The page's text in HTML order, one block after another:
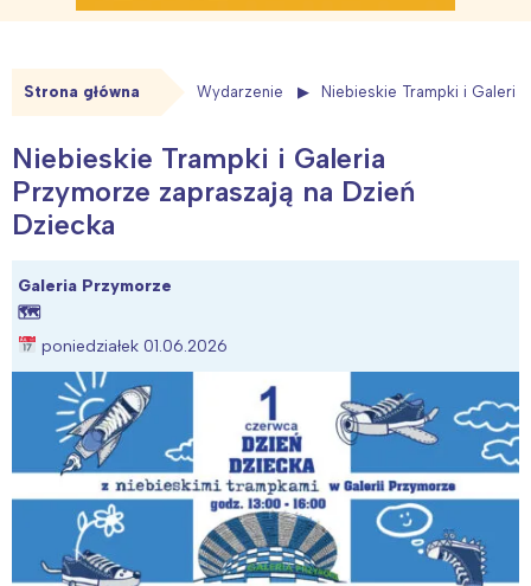
Strona główna Wydarzenie Niebieskie Trampki i
Niebieskie Trampki i Galeria
Przymorze zapraszają na Dzień
Dziecka
Galeria Przymorze
🗺
poniedziałek 01.06.2026